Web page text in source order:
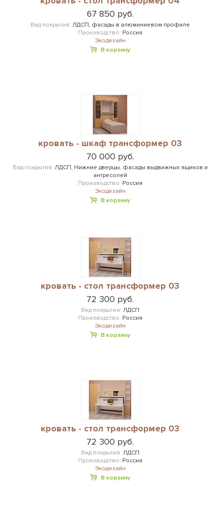
67 850 руб.
Вид покрытия: ЛДСП, фасады в алюминиевом профиле
Производство: Россия
Экодизайн
В корзину
кровать - шкаф трансформер 03
70 000 руб.
Вид покрытия: ЛДСП, Нижние дверцы, фасады выдвижных ящиков и
антресолей
Производство: Россия
Экодизайн
В корзину
кровать - стол трансформер 03
72 300 руб.
Вид покрытия: ЛДСП
Производство: Россия
Экодизайн
В корзину
кровать - стол трансформер 03
72 300 руб.
Вид покрытия: ЛДСП
Производство: Россия
Экодизайн
В корзину